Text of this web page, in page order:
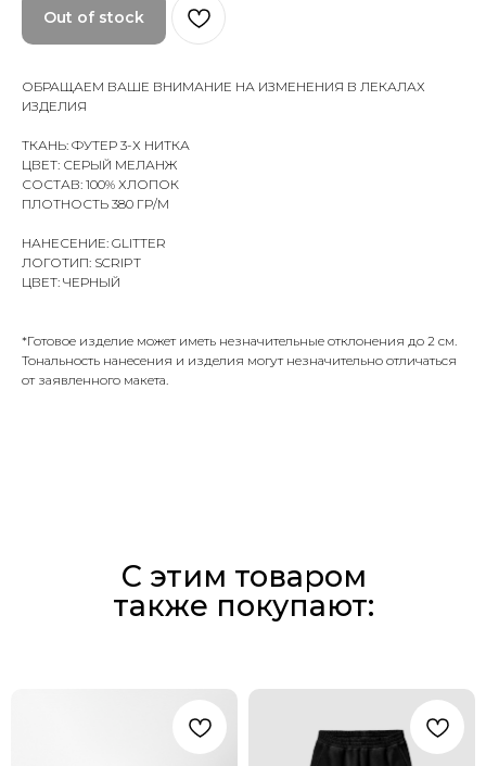
Out of stock
ОБРАЩАЕМ ВАШЕ ВНИМАНИЕ НА ИЗМЕНЕНИЯ В ЛЕКАЛАХ
ИЗДЕЛИЯ
ТКАНЬ: ФУТЕР 3-Х НИТКА
ЦВЕТ: СЕРЫЙ МЕЛАНЖ
СОСТАВ: 100% ХЛОПОК
ПЛОТНОСТЬ 380 ГР/М
НАНЕСЕНИЕ: GLITTER
ЛОГОТИП: SCRIPT
ЦВЕТ: ЧЕРНЫЙ
*Готовое изделие может иметь незначительные отклонения до 2 см.
Тональность нанесения и изделия могут незначительно отличаться
от заявленного макета.
С этим товаром
также покупают: